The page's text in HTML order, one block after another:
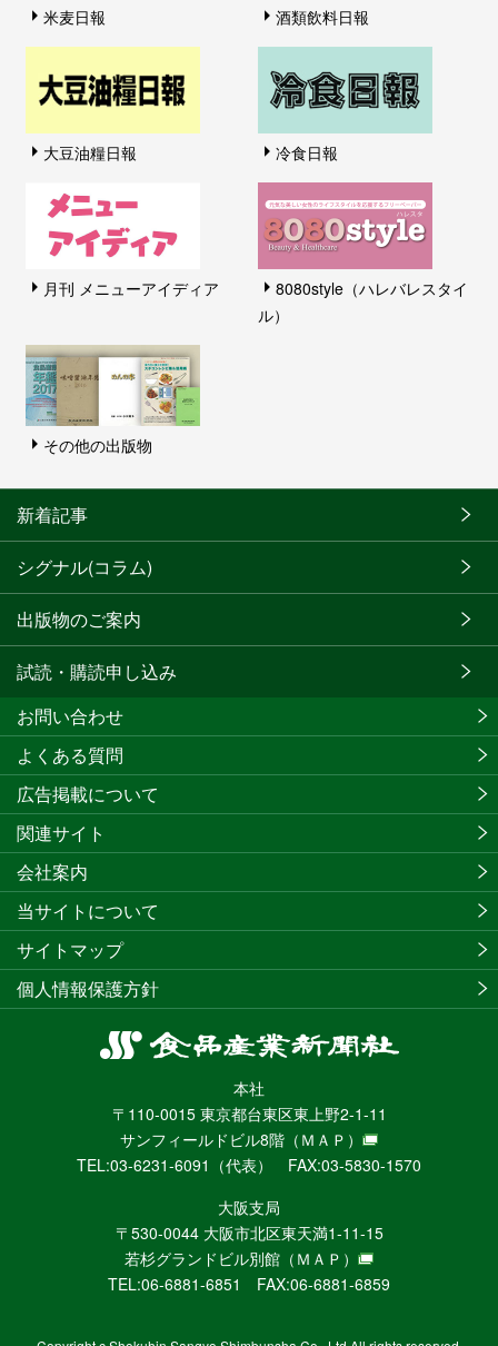
米麦日報 酒類飲料日報
大豆油糧日報 冷食日報
月刊 メニューアイディア
8080style（ハレバレスタイ
ル）
その他の出版物
新着記事
シグナル(コラム)
出版物のご案内
試読・購読申し込み
食
産
業
新
聞
社
ニ
ュ
ー
WEB
本社
〒110-0015 東京都台東区東上野2-1-11
サンフィールドビル8階 （ＭＡＰ）
TEL:03-6231-6091（代表） FAX:03-5830-1570
大阪支局
〒530-0044 大阪市北区東天満1-11-15
若杉グランドビル別館 （ＭＡＰ）
TEL:06-6881-6851 FAX:06-6881-6859
お問い合わせ
よくある質問
広告掲載について
関連サイト
会社案内
当サイトについて
サイトマップ
個人情報保護方針